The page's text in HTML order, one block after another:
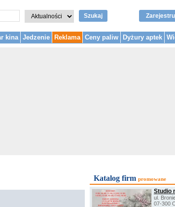
Szukaj
kina Jedzenie Reklama Ceny paliw Dyżury aptek
Katalog firm promowane
Studio
ul.
07-300